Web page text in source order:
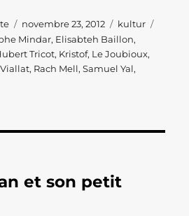
Publié
le
novembre 23, 2012 Catégories
kultur
Mindar, Elisabteh Baillon,
Tricot, Kristof, Le Joubioux,
, Rach Mell,Samuel Yal,
et son petit